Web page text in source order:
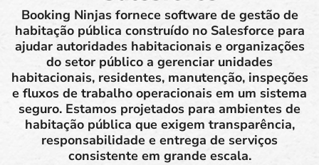
Booking Ninjas fornece software de gestão de
habitação pública construído no Salesforce para
ajudar autoridades habitacionais e organizações
do setor público a gerenciar unidades
habitacionais, residentes, manutenção, inspeções
e fluxos de trabalho operacionais em um sistema
seguro. Estamos projetados para ambientes de
habitação pública que exigem transparência,
responsabilidade e entrega de serviços
consistente em grande escala.